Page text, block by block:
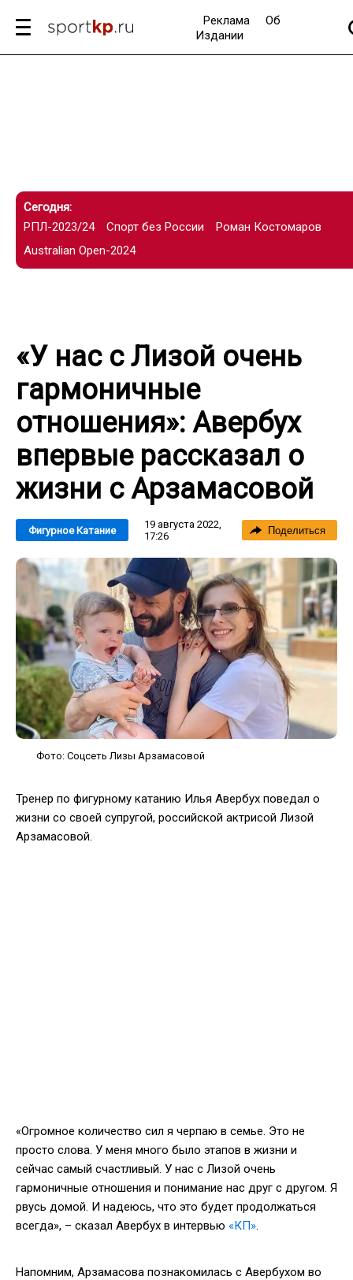
Реклама
Об
Издании
Сегодня:
РПЛ-2023/24
Спорт без России
Роман Костомаров
Australian Open-2024
«У нас с Лизой очень
гармоничные
отношения»: Авербух
впервые рассказал о
жизни с Арзамасовой
Фигурное Катание
19 августа 2022,
17:26
Поделиться
Фото: Соцсеть Лизы Арзамасовой
Тренер по фигурному катанию Илья Авербух поведал о
жизни со своей супругой, российской актрисой Лизой
Арзамасовой.
«Огромное количество сил я черпаю в семье. Это не
просто слова. У меня много было этапов в жизни и
сейчас самый счастливый. У нас с Лизой очень
гармоничные отношения и понимание нас друг с другом. Я
рвусь домой. И надеюсь, что это будет продолжаться
всегда», – сказал Авербух в интервью «КП».
Напомним, Арзамасова познакомилась с Авербухом во